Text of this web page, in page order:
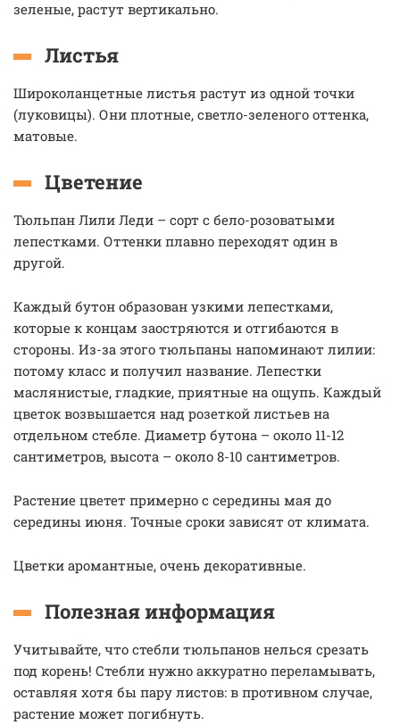
зеленые, растут вертикально.
Листья
Широколанцетные листья растут из одной точки
(луковицы). Они плотные, светло-зеленого оттенка,
матовые.
Цветение
Тюльпан Лили Леди – сорт с бело-розоватыми
лепестками. Оттенки плавно переходят один в
другой.
Каждый бутон образован узкими лепестками,
которые к концам заостряются и отгибаются в
стороны. Из-за этого тюльпаны напоминают лилии:
потому класс и получил название. Лепестки
маслянистые, гладкие, приятные на ощупь. Каждый
цветок возвышается над розеткой листьев на
отдельном стебле. Диаметр бутона – около 11-12
сантиметров, высота – около 8-10 сантиметров.
Растение цветет примерно с середины мая до
середины июня. Точные сроки зависят от климата.
Цветки аромантные, очень декоративные.
Полезная информация
Учитывайте, что стебли тюльпанов нелься срезать
под корень! Стебли нужно аккуратно переламывать,
оставляя хотя бы пару листов: в противном случае,
растение может погибнуть.